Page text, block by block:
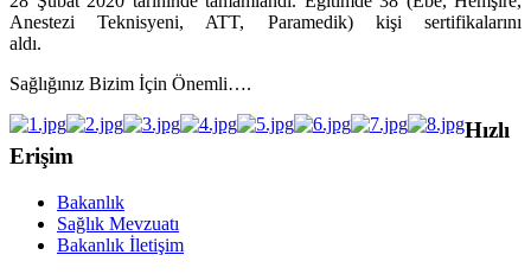
Anestezi Teknisyeni, ATT, Paramedik) kişi sertifikalarını
aldı.
Sağlığınız Bizim İçin Önemli….
Hızlı
Erişim
Bakanlık
Sağlık Mevzuatı
Bakanlık İletişim